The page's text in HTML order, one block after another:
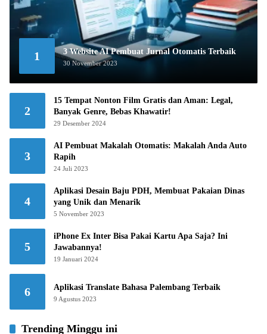
1 3 Website AI Pembuat Jurnal Otomatis Terbaik
30 November 2023
2
15 Tempat Nonton Film Gratis dan Aman: Legal,
Banyak Genre, Bebas Khawatir!
29 Desember 2024
3
AI Pembuat Makalah Otomatis: Makalah Anda Auto
Rapih
24 Juli 2023
4
Aplikasi Desain Baju PDH, Membuat Pakaian Dinas
yang Unik dan Menarik
5 November 2023
5
iPhone Ex Inter Bisa Pakai Kartu Apa Saja? Ini
Jawabannya!
19 Januari 2024
6 Aplikasi Translate Bahasa Palembang Terbaik
9 Agustus 2023
Trending Minggu ini